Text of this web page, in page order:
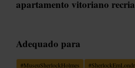
apartamento vitoriano
Adequado para
#MuseuSherlockHolmes #